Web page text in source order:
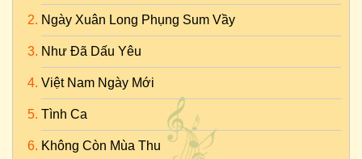
Ngày Xuân Long Phụng Sum Vầy
Như Đã Dấu Yêu
Việt Nam Ngày Mới
Tình Ca
Không Còn Mùa Thu